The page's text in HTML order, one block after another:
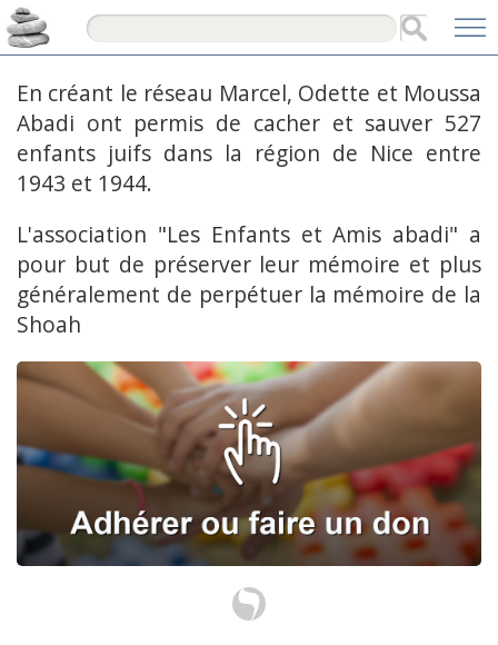
En créant le réseau Marcel, Odette et Moussa
Abadi ont permis de cacher et sauver 527
enfants juifs dans la région de Nice entre
1943 et 1944.
L'association "Les Enfants et Amis abadi" a
pour but de préserver leur mémoire et plus
généralement de perpétuer la mémoire de la
Shoah